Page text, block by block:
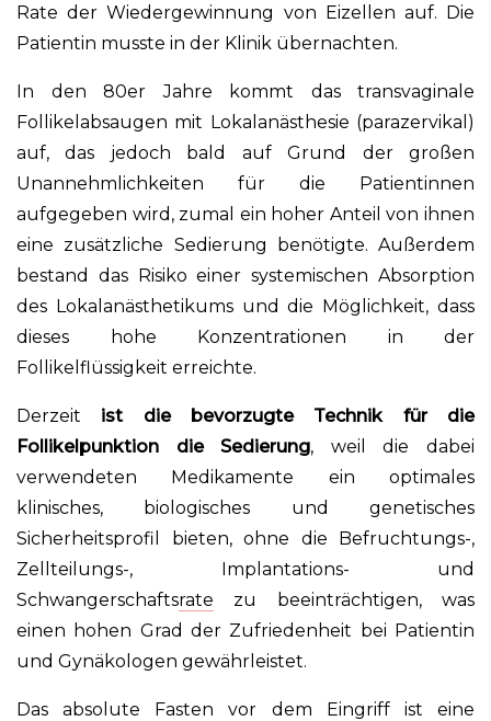
Rate der Wiedergewinnung von Eizellen auf. Die
Patientin musste in der Klinik übernachten.
In den 80er Jahre kommt das transvaginale
Follikelabsaugen mit Lokalanästhesie (parazervikal)
auf, das jedoch bald auf Grund der großen
Unannehmlichkeiten für die Patientinnen
aufgegeben wird, zumal ein hoher Anteil von ihnen
eine zusätzliche Sedierung benötigte. Außerdem
bestand das Risiko einer systemischen Absorption
des Lokalanästhetikums und die Möglichkeit, dass
dieses hohe Konzentrationen in der
Follikelflüssigkeit erreichte.
Derzeit ist die bevorzugte Technik für die
Follikelpunktion die Sedierung, weil die dabei
verwendeten Medikamente ein optimales
klinisches, biologisches und genetisches
Sicherheitsprofil bieten, ohne die Befruchtungs-,
Zellteilungs-, Implantations- und
Schwangerschaftsrate zu beeinträchtigen, was
einen hohen Grad der Zufriedenheit bei Patientin
und Gynäkologen gewährleistet.
Das absolute Fasten vor dem Eingriff ist eine